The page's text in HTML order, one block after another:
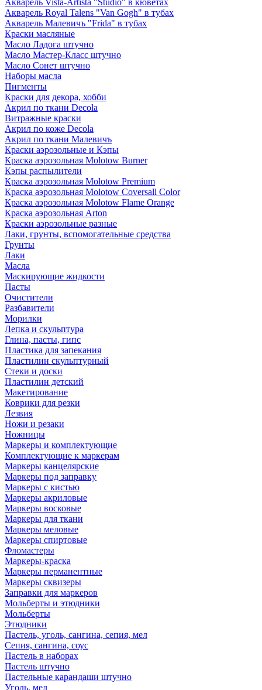
Акварель Vista-Artista "Studio" в кюветах
Акварель Royal Talens "Van Gogh" в тубах
Акварель Малевичъ "Frida" в тубах
Краски масляные
Масло Ладога штучно
Масло Мастер-Класс штучно
Масло Сонет штучно
Наборы масла
Пигменты
Краски для декора, хобби
Акрил по ткани Decola
Витражные краски
Акрил по коже Decola
Акрил по ткани Малевичъ
Краски аэрозольные и Кэпы
Краска аэрозольная Molotow Burner
Кэпы распылители
Краска аэрозольная Molotow Premium
Краска аэрозольная Molotow Coversall Color
Краска аэрозольная Molotow Flame Orange
Краска аэрозольная Arton
Краски аэрозольные разные
Лаки, грунты, вспомогательные средства
Грунты
Лаки
Масла
Маскирующие жидкости
Пасты
Очистители
Разбавители
Морилки
Лепка и скульптура
Глина, пасты, гипс
Пластика для запекания
Пластилин скульптурный
Стеки и доски
Пластилин детский
Макетирование
Коврики для резки
Лезвия
Ножи и резаки
Ножницы
Маркеры и комплектующие
Комплектующие к маркерам
Маркеры канцелярские
Маркеры под заправку
Маркеры с кистью
Маркеры акриловые
Маркеры восковые
Маркеры для ткани
Маркеры меловые
Маркеры спиртовые
Фломастеры
Маркеры-краска
Маркеры перманентные
Маркеры сквизеры
Заправки для маркеров
Мольберты и этюдники
Мольберты
Этюдники
Пастель, уголь, сангина, сепия, мел
Сепия, сангина, соус
Пастель в наборах
Пастель штучно
Пастельные карандаши штучно
Уголь, мел